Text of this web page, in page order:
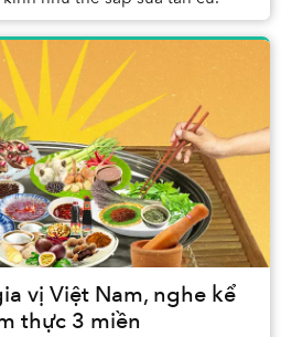
vị Việt Nam, nghe kể
thực 3 miền